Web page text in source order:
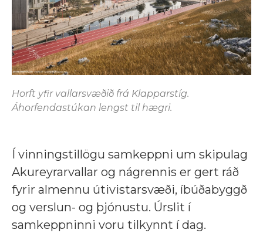
Horft yfir vallarsvæðið frá Klapparstíg.
Áhorfendastúkan lengst til hægri.
Í vinningstillögu samkeppni um skipulag
Akureyrarvallar og nágrennis er gert ráð
fyrir almennu útivistarsvæði, íbúðabyggð
og verslun- og þjónustu. Úrslit í
samkeppninni voru tilkynnt í dag.